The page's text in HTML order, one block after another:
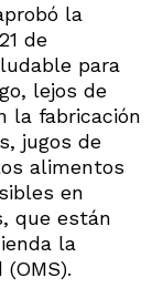
la
de
para
lejos de
la fabricación
jugos de
alimentos
en
que están
la